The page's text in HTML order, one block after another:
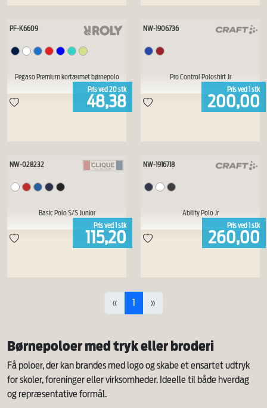
PF-K6609
Pegaso Premium kortærmet børnepolo
Pris ved 20stk
48,38
NW-1906736
Pro Control Poloshirt Jr
Pris ved 1 stk
200,00
NW-028232
Basic Polo S/S Junior
Pris ved 1 stk
115,20
NW-1916718
Ability Polo Jr
Pris ved 1 stk
260,00
« 1 »
Børnepoloer med tryk eller broderi
Få poloer, der kan brandes med logo og skabe et ensartet udtryk
for skoler, foreninger eller virksomheder. Ideelle til både hverdag
og repræsentative formål.